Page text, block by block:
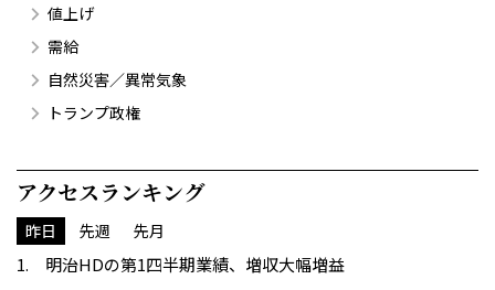
値上げ
需給
自然災害／異常気象
トランプ政権
アクセスランキング
昨日 先週 先月
明治HDの第1四半期業績、増収大幅増益